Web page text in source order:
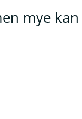
mye